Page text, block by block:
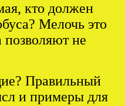
кто должен
Мелочь это
позволяют не
Правильный
и примеры для